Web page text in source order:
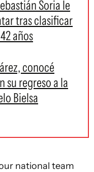
Soria le
tras clasificar
años
conocé
su regreso a la
Bielsa
national team